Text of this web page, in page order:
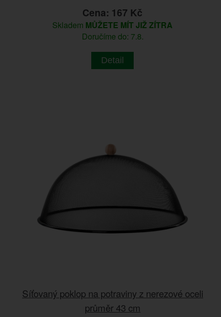
Cena: 167 Kč
Skladem MŮŽETE MÍT JIŽ ZÍTRA
Doručíme do: 7.8.
Detail
Síťovaný poklop na potraviny z nerezové oceli
průměr 43 cm